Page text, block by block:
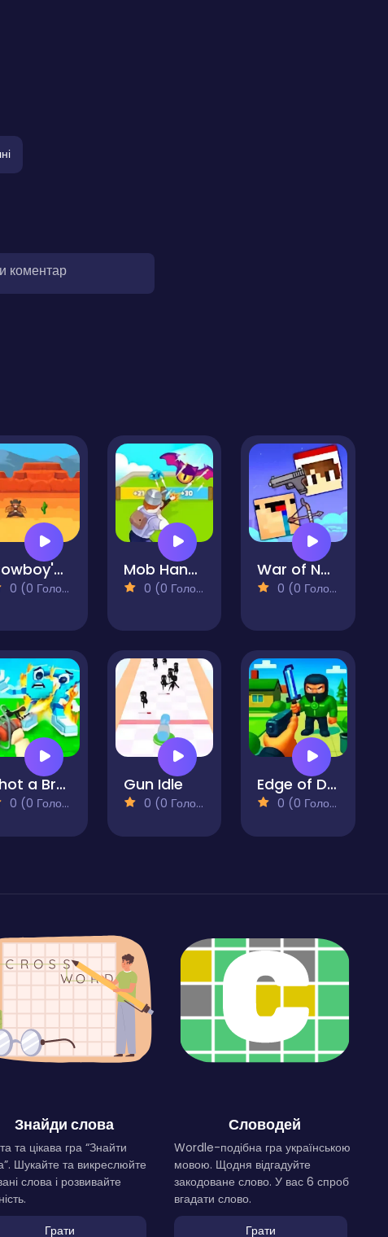
коментар
Cowboy's Shooter
0 (0 Голосів)
Mob Handler
0 (0 Голосів)
War of Noobs for two players
0 (0 Голосів)
Shot a Brainrot!
0 (0 Голосів)
Gun Idle
0 (0 Голосів)
Edge of Defense
0 (0 Голосів)
Знайди слова
та цікава гра “Знайти
Шукайте та викреслюйте
слова і розвивайте
Грати
Словодей
Wordle-подібна гра українською
мовою. Щодня відгадуйте
закодоване слово. У вас 6 спроб
вгадати слово.
Грати